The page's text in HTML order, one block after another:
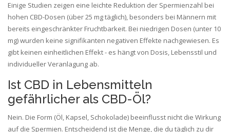
Einige Studien zeigen eine leichte Reduktion der Spermienzahl bei
hohen CBD-Dosen (über 25 mg täglich), besonders bei Männern mit
bereits eingeschränkter Fruchtbarkeit. Bei niedrigen Dosen (unter 10
mg) wurden keine signifikanten negativen Effekte nachgewiesen. Es
gibt keinen einheitlichen Effekt - es hängt von Dosis, Lebensstil und
individueller Veranlagung ab.
Ist CBD in Lebensmitteln
gefährlicher als CBD-Öl?
Nein. Die Form (Öl, Kapsel, Schokolade) beeinflusst nicht die Wirkung
auf die Spermien. Entscheidend ist die Menge, die du täglich zu dir